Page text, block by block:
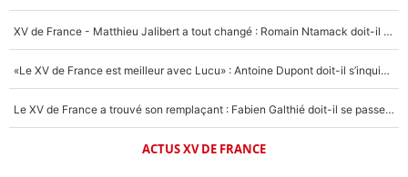
XV de France - Matthieu Jalibert a tout changé : Romain Ntamack doit-il s’inquiéter pour sa place à un an de la Coupe du monde ?
«Le XV de France est meilleur avec Lucu» : Antoine Dupont doit-il s’inquiéter pour sa place ?
Le XV de France a trouvé son remplaçant : Fabien Galthié doit-il se passer d'Antoine Dupont ?
ACTUS XV DE FRANCE